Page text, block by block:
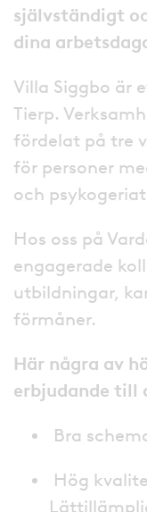
självständigt
dina
Villa Siggbo är
Tierp.
fördelat på tre
för personer
och
Hos oss på
engagerade
utbildningar,
förmåner.
Här några av
erbjudande till
Bra
Hög